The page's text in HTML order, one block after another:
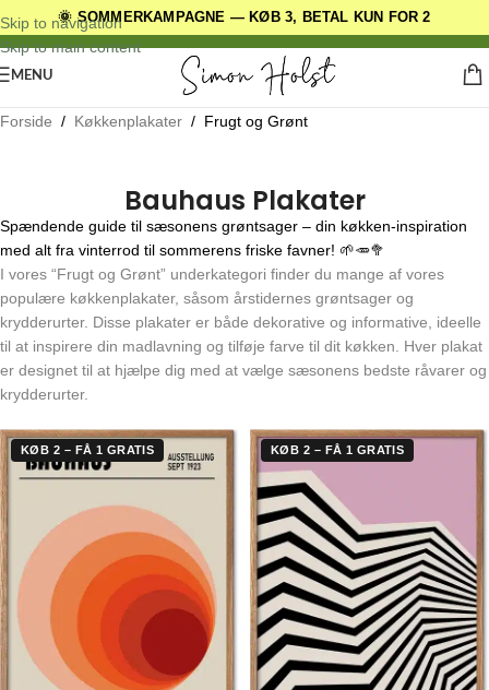
🌞 SOMMERKAMPAGNE — KØB 3, BETAL KUN FOR 2
Skip to navigation
Skip to main content
DANSKE ORIGINALE DESIGNS
MENU
Forside / Køkkenplakater / Frugt og Grønt
Bauhaus Plakater
Spændende guide til sæsonens grøntsager – din køkken-inspiration
med alt fra vinterrod til sommerens friske favner! 🌱🥕🥦
I vores “Frugt og Grønt” underkategori finder du mange af vores
populære køkkenplakater, såsom årstidernes grøntsager og
krydderurter. Disse plakater er både dekorative og informative, ideelle
til at inspirere din madlavning og tilføje farve til dit køkken. Hver plakat
er designet til at hjælpe dig med at vælge sæsonens bedste råvarer og
krydderurter.
KØB 2 – FÅ 1 GRATIS KØB 2 – FÅ 1 GRATIS